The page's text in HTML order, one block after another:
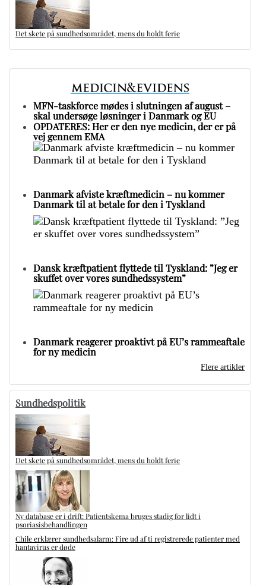
Det skete på sundhedsområdet, mens du holdt ferie
MFN-taskforce mødes i slutningen af august –
skal undersøge løsninger i Danmark og EU
OPDATERES: Her er den nye medicin, der er på
vej gennem EMA
Danmark afviste kræftmedicin – nu kommer
Danmark til at betale for den i Tyskland
Dansk kræftpatient flyttede til Tyskland: ”Jeg er
skuffet over vores sundhedssystem”
Danmark reagerer proaktivt på EU’s rammeaftale
for ny medicin
Flere artikler
Sundhedspolitik
Det skete på sundhedsområdet, mens du holdt ferie
Ny database er i drift: Patientskema bruges stadig for lidt i
psoriasisbehandlingen
Chile erklærer sundhedsalarm: Fire ud af ti registrerede patienter med
hantavirus er døde